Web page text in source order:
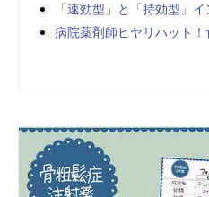
「速効型」と「持効型」
病院薬剤師ヒヤリハット